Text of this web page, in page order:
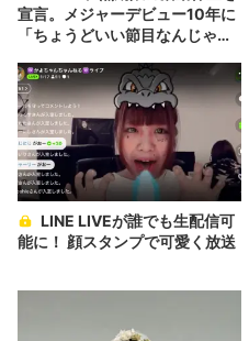
宣言。メジャーデビュー10年に
「ちょうどいい節目なんじゃな
能に！ 顔スタンプで可愛く放送